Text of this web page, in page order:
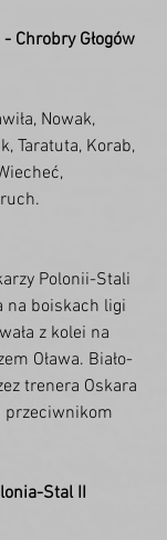
Chrobry Głogów
Nowak,
Taratuta, Korab,
Polonii-Stali
na boiskach ligi
z kolei na
Oława. Biało-
trenera Oskara
przeciwnikom
Stal II